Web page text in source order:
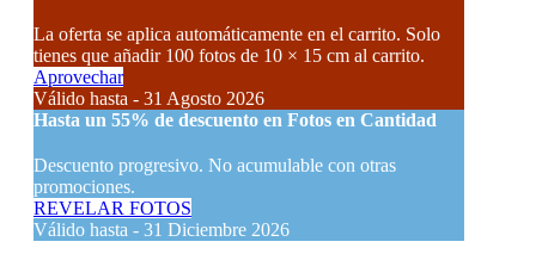
La oferta se aplica automáticamente en el carrito. Solo
tienes que añadir 100 fotos de 10 × 15 cm al carrito.
Aprovechar
Válido hasta - 31 Agosto 2026
Hasta un 55% de descuento en Fotos en Cantidad
Descuento progresivo. No acumulable con otras
promociones.
REVELAR FOTOS
Válido hasta - 31 Diciembre 2026